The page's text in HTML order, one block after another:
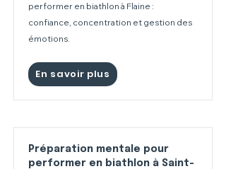
performer en biathlon à Flaine :
confiance, concentration et gestion des
émotions.
En savoir plus
Préparation mentale pour
performer en biathlon à Saint-